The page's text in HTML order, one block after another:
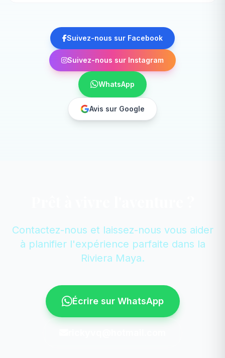
Suivez-nous sur Facebook
Suivez-nous sur Instagram
WhatsApp
Avis sur Google
Contactez-nous et laissez-nous vous aider
à planifier l'expérience parfaite dans la
Riviera Maya.
Écrire sur WhatsApp